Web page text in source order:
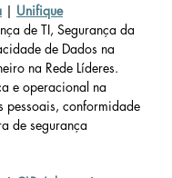
| Unifique
de TI, Segurança da
de Dados na
na Rede Líderes.
e operacional na
pessoais, conformidade
de segurança